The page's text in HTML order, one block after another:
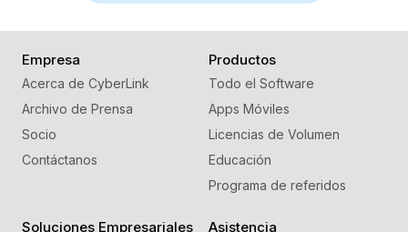
Empresa
Acerca de CyberLink
Archivo de Prensa
Socio
Contáctanos
Productos
Todo el Software
Apps Móviles
Licencias de Volumen
Educación
Programa de referidos
Soluciones Empresariales Asistencia